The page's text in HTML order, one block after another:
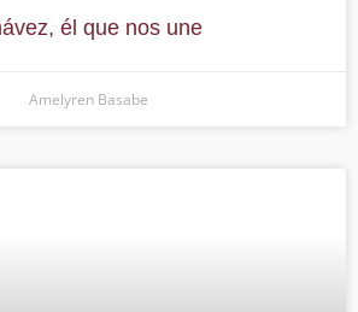
él que nos une
Amelyren Basabe